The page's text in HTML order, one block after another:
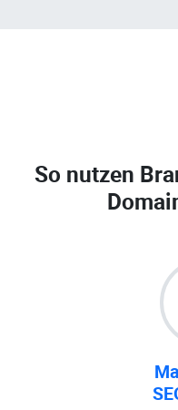
So nutzen